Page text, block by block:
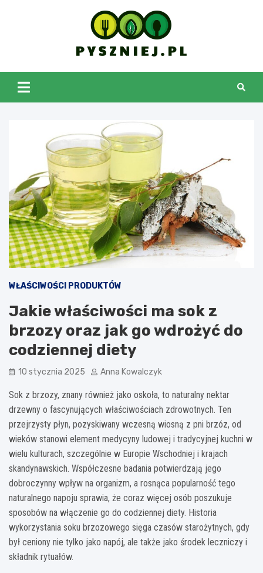
pyszniej.pl
WŁAŚCIWOŚCI PRODUKTÓW
Jakie właściwości ma sok z
brzozy oraz jak go wdrożyć do
codziennej diety
10 stycznia 2025 Anna Kowalczyk
Sok z brzozy, znany również jako oskoła, to naturalny nektar
drzewny o fascynujących właściwościach zdrowotnych. Ten
przejrzysty płyn, pozyskiwany wczesną wiosną z pni brzóz, od
wieków stanowi element medycyny ludowej i tradycyjnej kuchni w
wielu kulturach, szczególnie w Europie Wschodniej i krajach
skandynawskich. Współczesne badania potwierdzają jego
dobroczynny wpływ na organizm, a rosnąca popularność tego
naturalnego napoju sprawia, że coraz więcej osób poszukuje
sposobów na włączenie go do codziennej diety. Historia
wykorzystania soku brzozowego sięga czasów starożytnych, gdy
był ceniony nie tylko jako napój, ale także jako środek leczniczy i
składnik rytuałów.